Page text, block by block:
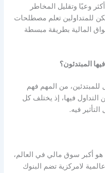
وعيًا وتقليل المخاطر
للمتداولين تعلم مصطلحات
المالية بطريقة مبسطة
المبتدئون؟
من المهم فهم
التداول فيها، إذ يختلف كل
فيه.
أكبر سوق مالي في العالم،
لامركزية تضم البنوك